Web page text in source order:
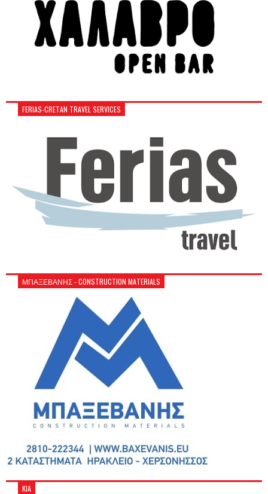
FERIAS-CRETAN TRAVEL SERVICES
ΜΠΑΞΕΒΑΝΗΣ - CONSTRUCTION MATERIALS
KIA